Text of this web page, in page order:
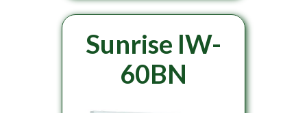
Sunrise IW-
60BN